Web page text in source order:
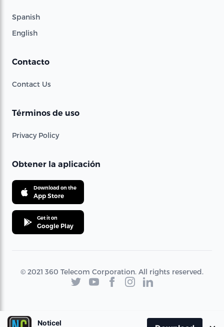
Spanish
English
Contacto
Contact Us
Términos de uso
Privacy Policy
Obtener la aplicación
Download on the
App Store
Get it on
Google Play
© 2021 360 Telecom Corporation. All rights reserved.
Noticel